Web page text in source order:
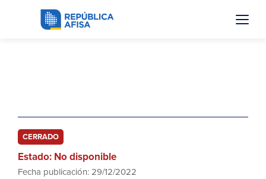
CERRADO
Estado: No disponible
Fecha publicación: 29/12/2022